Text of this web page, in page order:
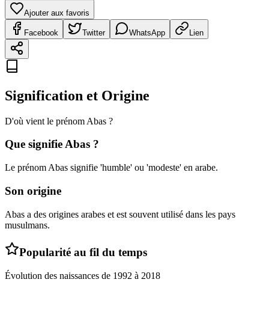
Ajouter aux favoris
Facebook Twitter WhatsApp Lien
Signification et Origine
D'où vient le prénom Abas ?
Que signifieAbas ?
Le prénom Abas signifie 'humble' ou 'modeste' en arabe.
Son origine
Abas a des origines arabes et est souvent utilisé dans les pays
musulmans.
Popularité au fil du temps
Évolution des naissances de 1992 à 2018